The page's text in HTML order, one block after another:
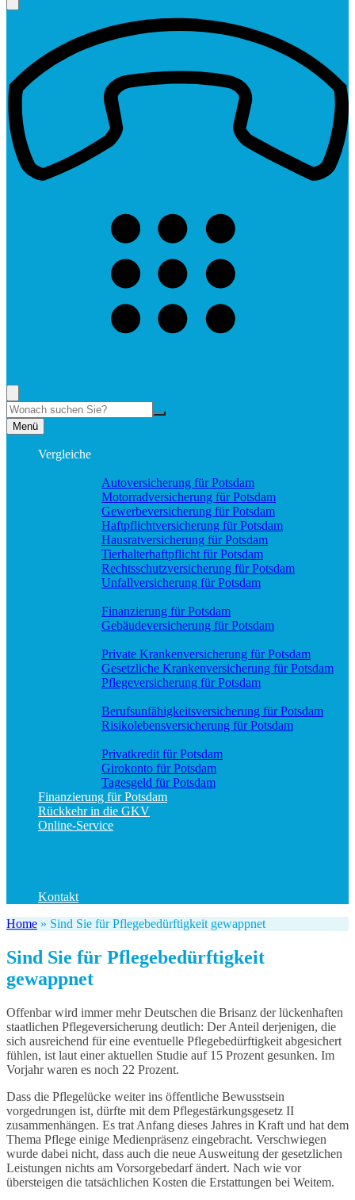
Suche
Menü
Vergleiche
Autoversicherung für Potsdam
Motorradversicherung für Potsdam
Gewerbeversicherung für Potsdam
Haftpflichtversicherung für Potsdam
Hausratversicherung für Potsdam
Tierhalterhaftpflicht für Potsdam
Rechtsschutzversicherung für Potsdam
Unfallversicherung für Potsdam
Finanzierung für Potsdam
Gebäudeversicherung für Potsdam
Private Krankenversicherung für Potsdam
Gesetzliche Krankenversicherung für Potsdam
Pflegeversicherung für Potsdam
Berufs­unfähigkeitsversicherung für Potsdam
Risikolebensversicherung für Potsdam
Privatkredit für Potsdam
Girokonto für Potsdam
Tagesgeld für Potsdam
Finanzierung für Potsdam
Rückkehr in die GKV
Online-Service
Kontakt
Home » Sind Sie für Pflegebedürftigkeit gewappnet
Sind Sie für Pflegebedürftigkeit
gewappnet
Offenbar wird immer mehr Deutschen die Brisanz der lückenhaften
staatlichen Pflegeversicherung deutlich: Der Anteil derjenigen, die
sich ausreichend für eine eventuelle Pflegebedürftigkeit abgesichert
fühlen, ist laut einer aktuellen Studie auf 15 Prozent gesunken. Im
Vorjahr waren es noch 22 Prozent.
Dass die Pflegelücke weiter ins öffentliche Bewusstsein
vorgedrungen ist, dürfte mit dem Pflegestärkungsgesetz II
zusammenhängen. Es trat Anfang dieses Jahres in Kraft und hat dem
Thema Pflege einige Medienpräsenz eingebracht. Verschwiegen
wurde dabei nicht, dass auch die neue Ausweitung der gesetzlichen
Leistungen nichts am Vorsorgebedarf ändert. Nach wie vor
übersteigen die tatsächlichen Kosten die Erstattungen bei Weitem.